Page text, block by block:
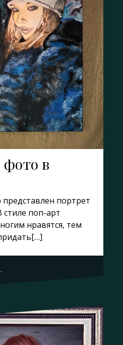
фото в
портрет
стиле поп-арт
нравятся, тем